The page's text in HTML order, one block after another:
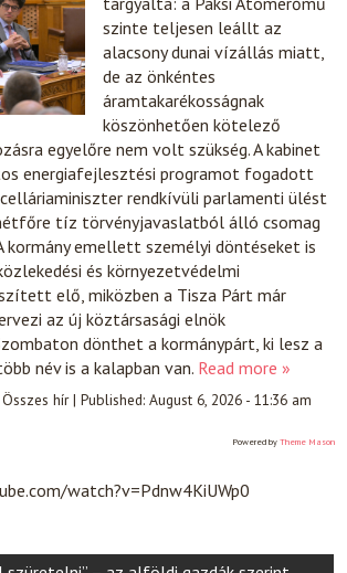
szinte teljesen leállt az
alacsony dunai vízállás miatt,
de az önkéntes
áramtakarékosságnak
köszönhetően kötelező
egyelőre nem volt szükség. A kabinet
energiafejlesztési programot fogadott
rendkívüli parlamenti ülést
tíz törvényjavaslatból álló csomag
kormány emellett személyi döntéseket is
és környezetvédelmi
elő, miközben a Tisza Párt már
az új köztársasági elnök
dönthet a kormánypárt, ki lesz a
név is a kalapban van. Read more »
hír|Published:August 6, 2026 - 11:36 am
Powered by Theme Mason
watch?v=Pdnw4KiUWp0